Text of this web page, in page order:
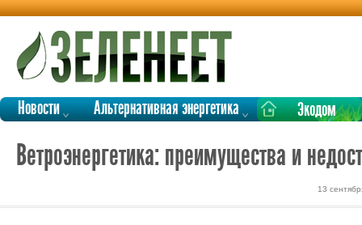
Новости Альтернативная энергетика Экодом
Ветроэнергетика: преимущества и
13